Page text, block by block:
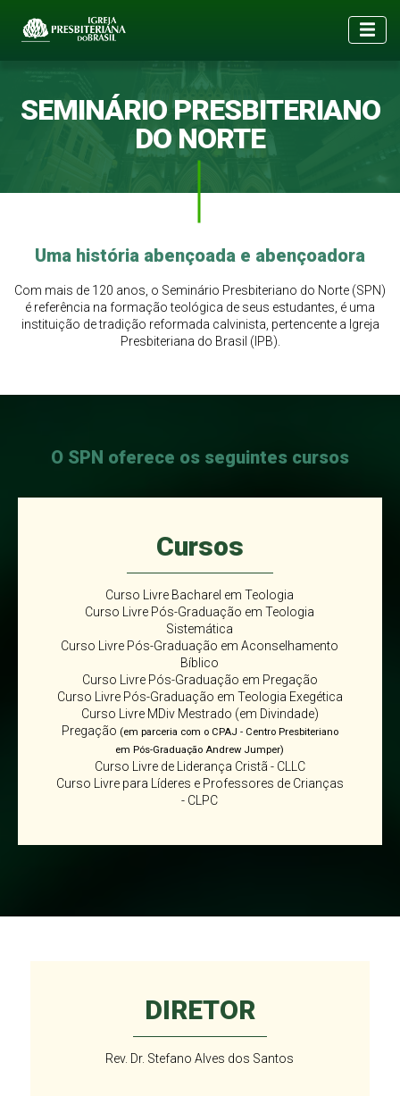
SEMINÁRIO PRESBITERIANO
DO NORTE
Uma história abençoada e abençoadora
Com mais de 120 anos, o Seminário Presbiteriano do Norte (SPN)
é referência na formação teológica de seus estudantes, é uma
instituição de tradição reformada calvinista, pertencente a Igreja
Presbiteriana do Brasil (IPB).
O SPN oferece os seguintes cursos
Cursos
Curso Livre Bacharel em Teologia
Curso Livre Pós-Graduação em Teologia
Sistemática
Curso Livre Pós-Graduação em Aconselhamento
Bíblico
Curso Livre Pós-Graduação em Pregação
Curso Livre Pós-Graduação em Teologia Exegética
Curso Livre MDiv Mestrado (em Divindade)
Pregação (em parceria com o CPAJ - Centro Presbiteriano
em Pós-Graduação Andrew Jumper)
Curso Livre de Liderança Cristã - CLLC
Curso Livre para Líderes e Professores de Crianças
- CLPC
DIRETOR
Rev. Dr. Stefano Alves dos Santos